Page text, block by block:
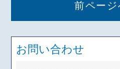
前ページ
お問い合わせ